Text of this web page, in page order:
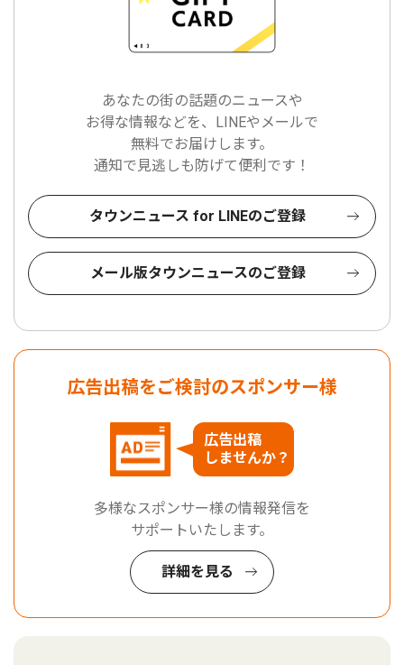
あなたの街の話題のニュースや
お得な情報などを、LINEやメールで
無料でお届けします。
通知で見逃しも防げて便利です！
タウンニュース for LINEのご登録
メール版タウンニュースのご登録
広告出稿をご検討のスポンサー様
広告出稿
しませんか？
多様なスポンサー様の情報発信を
サポートいたします。
詳細を見る